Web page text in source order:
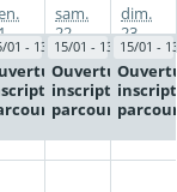
01 - 13/0315/01 - 13/03
Ouverture
inscription
parcoursup
15/01 -
sam.
22
dim.
23